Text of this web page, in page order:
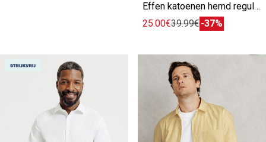
Effen katoenen hemd regular
25.00€39.99€-37%